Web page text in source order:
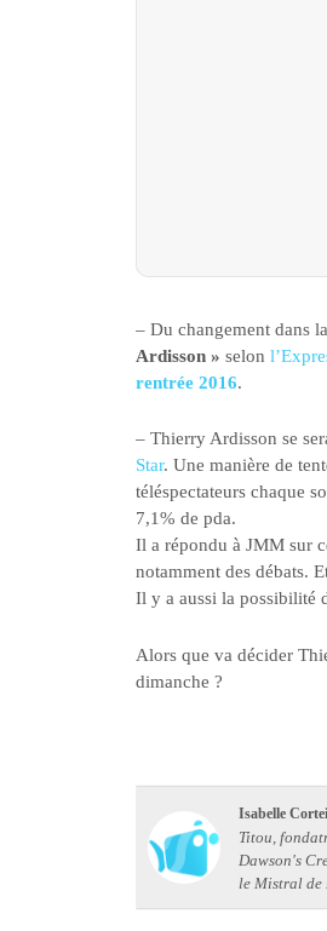
– Du changement dans
Ardisson » selon
rentrée 2016.
– Thierry Ardisson se
Star. Une manière de
téléspectateurs chaque
7,1% de pda.
Il a répondu à JMM sur
notamment des débats.
Il y a aussi la possibilité
Alors que va décider
dimanche ?
Isabelle
Titou,
Dawson's
le Mistral de